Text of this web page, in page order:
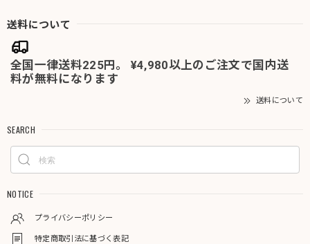
送料について
全国一律送料225円。 ¥4,980以上のご注文で国内送
料が無料になります
送料について
SEARCH
NOTICE
プライバシーポリシー
特定商取引法に基づく表記